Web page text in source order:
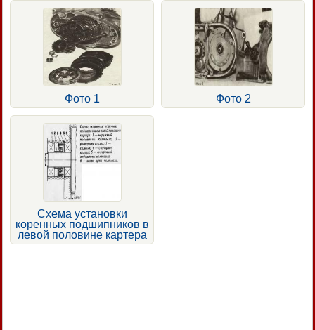
Фото 1 Фото 2
Схема установки
коренных подшипников в
левой половине картера